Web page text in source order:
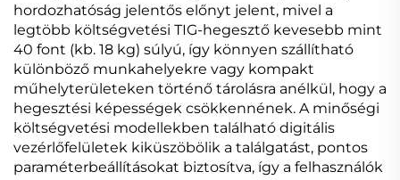
hordozhatóság jelentős előnyt jelent, mivel a
legtöbb költségvetési TIG-hegesztő kevesebb mint
40 font (kb. 18 kg) súlyú, így könnyen szállítható
különböző munkahelyekre vagy kompakt
műhelyterületeken történő tárolásra anélkül, hogy a
hegesztési képességek csökkennének. A minőségi
költségvetési modellekben található digitális
vezérlőfelületek kiküszöbölik a találgatást, pontos
paraméterbeállításokat biztosítva, így a felhasználók